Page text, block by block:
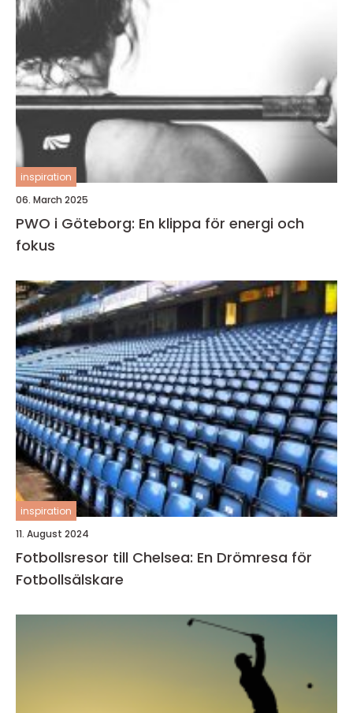
inspiration
06. March 2025
PWO i Göteborg: En klippa för energi och
fokus
inspiration
11. August 2024
Fotbollsresor till Chelsea: En Drömresa för
Fotbollsälskare